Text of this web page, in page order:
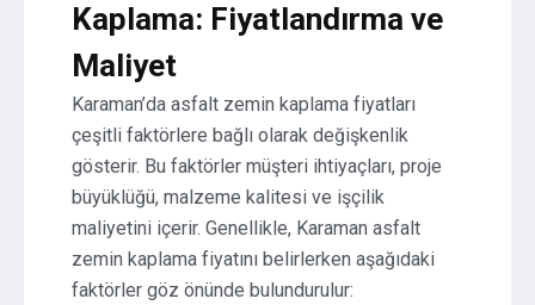
Kaplama: Fiyatlandırma ve
Maliyet
Karaman’da asfalt zemin kaplama fiyatları
çeşitli faktörlere bağlı olarak değişkenlik
gösterir. Bu faktörler müşteri ihtiyaçları, proje
büyüklüğü, malzeme kalitesi ve işçilik
maliyetini içerir. Genellikle, Karaman asfalt
zemin kaplama fiyatını belirlerken aşağıdaki
faktörler göz önünde bulundurulur: